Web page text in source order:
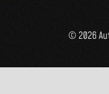
© 2026